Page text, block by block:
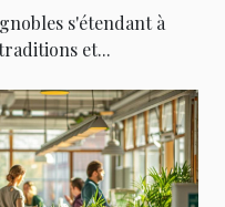
s'étendant à
et...